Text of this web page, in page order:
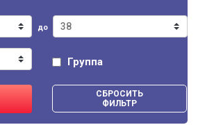
до
Группа
СБРОСИТЬ
ФИЛЬТР